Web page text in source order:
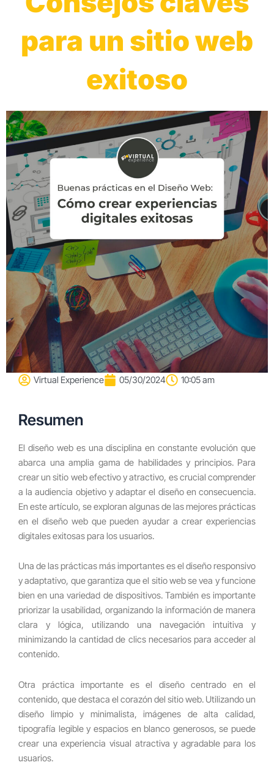
para un sitio web
exitoso
Virtual Experience 05/30/2024 10:05 am
Resumen
El diseño web es una disciplina en constante evolución que
abarca una amplia gama de habilidades y principios. Para
crear un sitio web efectivo y atractivo, es crucial comprender
a la audiencia objetivo y adaptar el diseño en consecuencia.
En este artículo, se exploran algunas de las mejores prácticas
en el diseño web que pueden ayudar a crear experiencias
digitales exitosas para los usuarios.
Una de las prácticas más importantes es el diseño responsivo
y adaptativo, que garantiza que el sitio web se vea y funcione
bien en una variedad de dispositivos. También es importante
priorizar la usabilidad, organizando la información de manera
clara y lógica, utilizando una navegación intuitiva y
minimizando la cantidad de clics necesarios para acceder al
contenido.
Otra práctica importante es el diseño centrado en el
contenido, que destaca el corazón del sitio web. Utilizando un
diseño limpio y minimalista, imágenes de alta calidad,
tipografía legible y espacios en blanco generosos, se puede
crear una experiencia visual atractiva y agradable para los
usuarios.